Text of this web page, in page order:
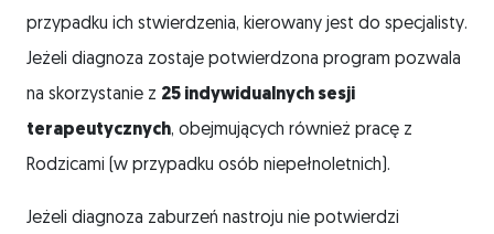
przypadku ich stwierdzenia, kierowany jest do specjalisty.
Jeżeli diagnoza zostaje potwierdzona program pozwala
na skorzystanie z 25 indywidualnych sesji
terapeutycznych, obejmujących również pracę z
Rodzicami (w przypadku osób niepełnoletnich).
Jeżeli diagnoza zaburzeń nastroju nie potwierdzi